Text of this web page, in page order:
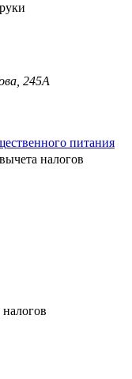
245А
питания
налогов